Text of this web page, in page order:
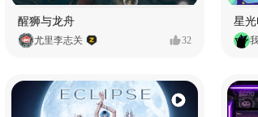
醒狮与龙舟
尤里李志关 32
星